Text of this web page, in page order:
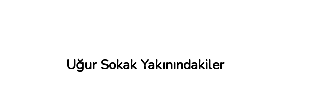
Uğur Sokak Yakınındakiler